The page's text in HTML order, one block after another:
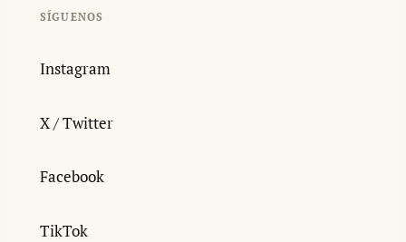
SÍGUENOS
Instagram
X / Twitter
Facebook
TikTok